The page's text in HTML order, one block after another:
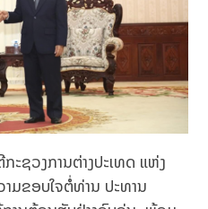
ຊວງການຕ່າງປະເທດ ແຫ່ງ
ມຂອບໃຈຕໍ່ທ່ານ ປະທານ